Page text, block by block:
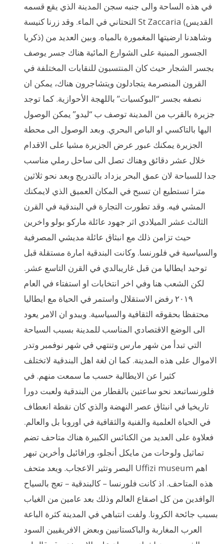
في هذه الساحة والى جنبه سجن المدينة الذي يقع قسمه
التحتاني في الماء. وقد زرنا كنيسة St Zaccaria (القديس
ذكريا) وشاهدنا ارضيتها المغمورة بالمياه. وبين العديد من
الجسور المبنية على الشوارع المائية هناك جسر يوصف
بجسر الشجار حيث كان المنتسبون للنقابات المختلفة في
القرون المنصرمة يتجادلون ويتشاجرون هناك، يمكن ان
نصفه بجسر “البوكسيات” باللهجة الأحوازية. كما توجد
جزيرة بالقرب من المدينة توصف ب “ليدو” يمكن الوصول
اليها بالتاكسي او الباص البحري. وبعد الوصول الى محطة
الجزيرة يمكنك عبور عرض الجزيرة مشيا على الاقدام
خلال عشر دقائق وهناك تصل الى ساحل رملي مناسب
جدا للسباحة لان عمق البحر يزداد بالتدريج وبعد نحو ثلاثين
مترا تستطيع ان تسبح في المكان العميق الذي لايمكنك
المشي فيه. وقد تطورت التجارة في البندقية في القرن
الثالث عشر الميلادي اثر جهود عائلة ماركو بولو واخرين
حيث تزامن ذلك مع انبثاق عائلة مديشي المصرفية
والسياسية في فلورنسا. وكانت البندقية امارة مستقلة قبل
توحيد ايطاليا من قبل غاريبالدي في القرن التاسع عشر.
لكن الشعب هنا وفي اخر انتخابات او استفتاء في العام
٢٠١٩ رفض الاستقلال واستمر في الحياة مع ايطاليا
محتفظا بحقوقه الثقافية والسياسية. ويبدو ان الامر يعود
الى الوضع الاقتصادي المناسب للمدينة بسبب السياحة
التي تبدأ من شهر مارس وتنتهي في شهر نوفمبر وتدر
الاموال على هذه المدينة. كما ان لغة اهل البندقية لاتختلف
كثيرا عن الايطالية حسب ما سمعت منهم. في
فلورنساتبعد نحو ساعتين بالقطار من البندقية ولعبت دورا
تاريخيا في انبثاق عصر النهضة والذي كان نقطة انعطاف
في الحياة العلمية والفنية والثقافية في اوروبا بل والعالم.
فعلاوة على العديد من الكنائس الكبيرة هناك متاحف تضم
تماثيل ولوحات من مايكل أنجلو، ورافائيل وأخرين تبهر
البصر وتثير الاعجاب. ويعد متحف Uffizi museum اهم
هذه المتاحف. اذ كانت فلورنسا – كالبندقية – تعج بالسياح
الوافدين من كل اصقاع العالم وذلك بعد عامين من الغياب
بسبب جائحة الكرونا. ولفت انتباهي في المدينة كثرة الباعة
العرب المغاربة والباكستانيين وبعض الافريقيين السود